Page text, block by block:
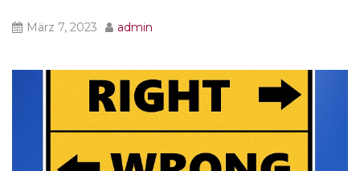
März 7, 2023 admin